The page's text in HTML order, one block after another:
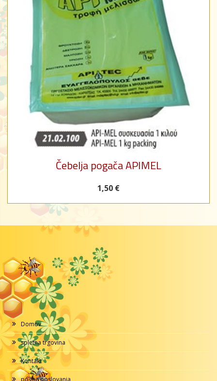
Čebelja pogača APIMEL
1,50 €
Domov
spletna trgovina
Kontakt
pogoji poslovanja